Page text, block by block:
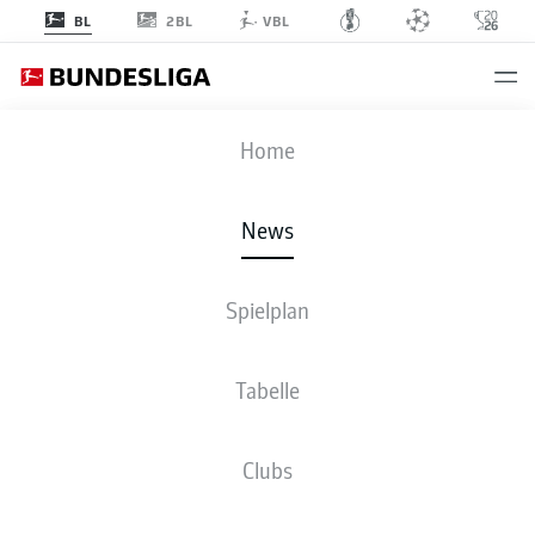
BL 2BL VBL
Home
News
Spielplan
Tabelle
Clubs
Manuel Neuer führt seine große Karriere fort